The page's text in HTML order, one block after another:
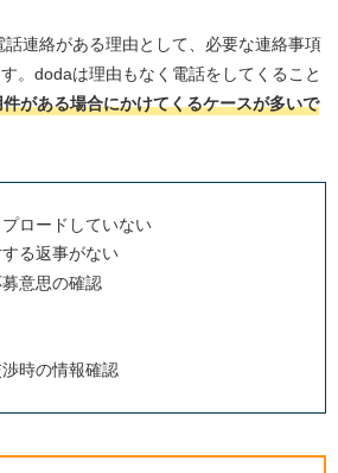
話連絡がある理由として、必要な連絡事項
。 dodaは理由もなく電話をしてくること
がある場合にかけてくるケースが多いで
ロードしていない
る返事がない
意思の確認
時の情報確認